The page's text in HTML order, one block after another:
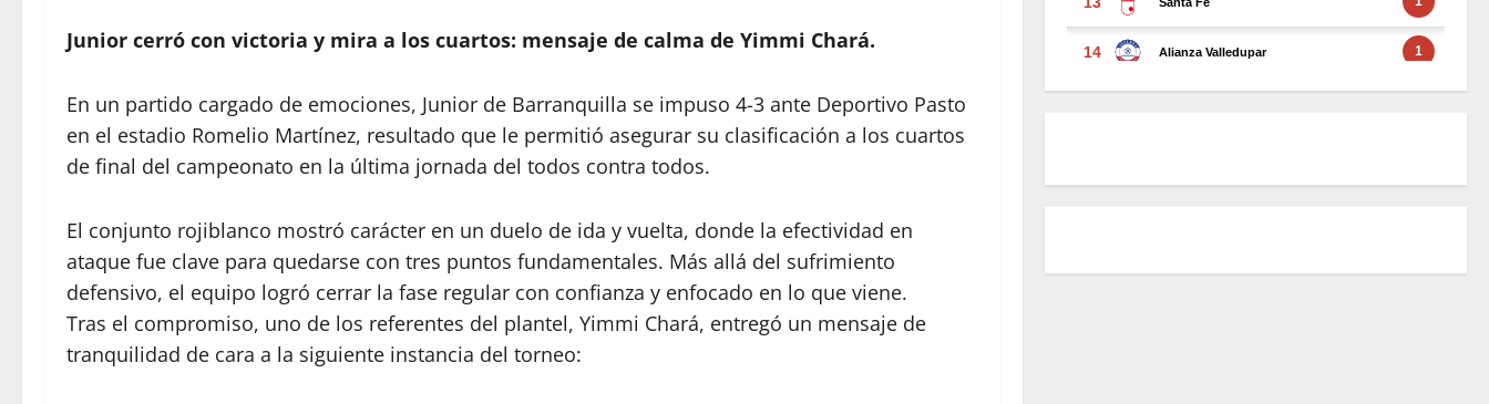
Junior cerró con victoria y mira a los cuartos: mensaje de calma de Yimmi Chará.
En un partido cargado de emociones, Junior de Barranquilla se impuso 4-3 ante Deportivo Pasto
en el estadio Romelio Martínez, resultado que le permitió asegurar su clasificación a los cuartos
de final del campeonato en la última jornada del todos contra todos.
El conjunto rojiblanco mostró carácter en un duelo de ida y vuelta, donde la efectividad en
ataque fue clave para quedarse con tres puntos fundamentales. Más allá del sufrimiento
defensivo, el equipo logró cerrar la fase regular con confianza y enfocado en lo que viene.
Tras el compromiso, uno de los referentes del plantel, Yimmi Chará, entregó un mensaje de
tranquilidad de cara a la siguiente instancia del torneo: